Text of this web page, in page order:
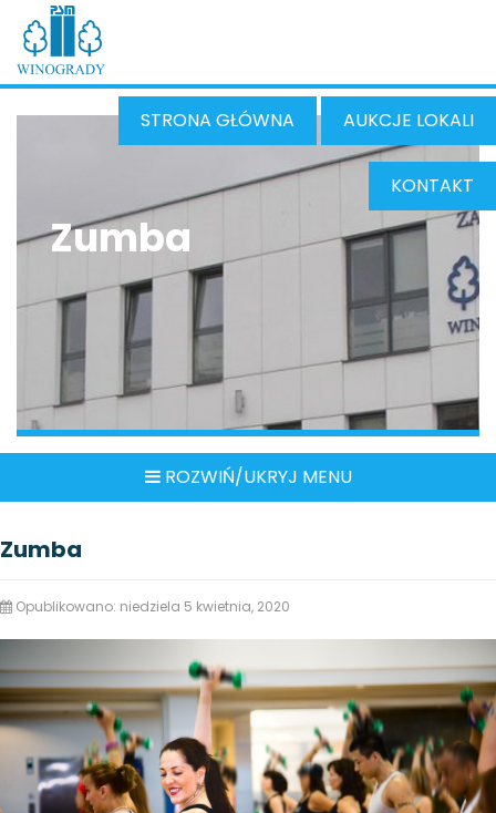
STRONA GŁÓWNA AUKCJE LOKALI
KONTAKT
Zumba
ROZWIŃ/UKRYJ MENU
Zumba
Opublikowano: niedziela 5 kwietnia, 2020